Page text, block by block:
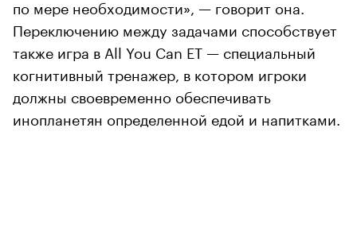
по мере необходимости», — говорит она.
Переключению между задачами способствует
также игра в All You Can ET — специальный
когнитивный тренажер, в котором игроки
должны своевременно обеспечивать
инопланетян определенной едой и напитками.